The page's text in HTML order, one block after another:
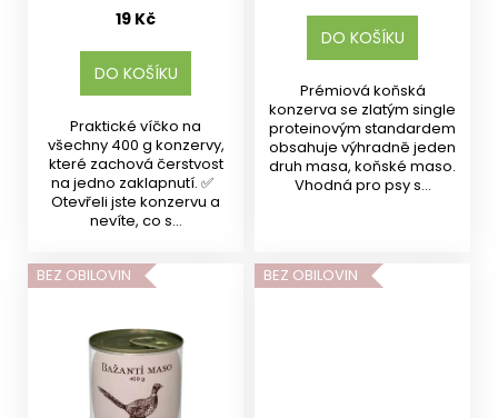
19 Kč
DO KOŠÍKU
Praktické víčko na
všechny 400 g konzervy,
které zachová čerstvost
na jedno zaklapnutí. ✅
Otevřeli jste konzervu a
nevíte, co s...
DO KOŠÍKU
Prémiová koňská
konzerva se zlatým single
proteinovým standardem
obsahuje výhradně jeden
druh masa, koňské maso.
Vhodná pro psy s...
BEZ OBILOVIN BEZ OBILOVIN